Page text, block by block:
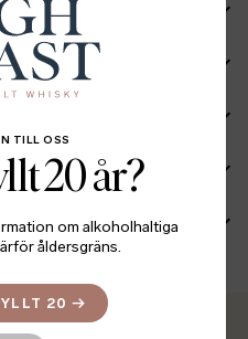
TILL OSS
20 år?
om alkoholhaltiga
åldersgräns.
20 →